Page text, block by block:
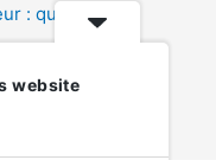
: quel
website